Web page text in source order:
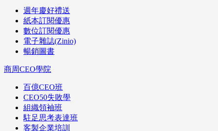
週年慶好禮送
紙本訂閱優惠
數位訂閱優惠
電子雜誌(Zinio)
暢銷圖書
商周CEO學院
百億CEO班
CEO50失敗學
組織領袖班
駐足思考表達班
客製企業培訓